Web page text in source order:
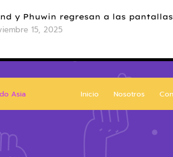
y Phuwin regresan a las
15, 2025
Inicio Nosotros
Asia